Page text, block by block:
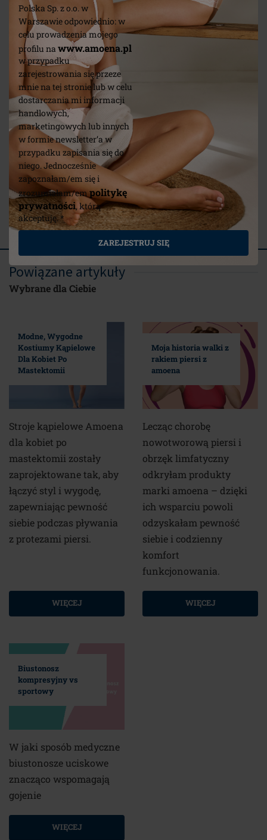
Polska Sp. z o.o. w
Warszawie odpowiednio: w
celu prowadzenia mojego
profilu na www.amoena.pl
w przypadku
zarejestrowania się przeze
mnie na tej stronie lub w celu
dostarczania mi informacji
handlowych,
marketingowych lub innych
w formie newsletter’a w
przypadku zapisania się do
niego. Jednocześnie
zapoznałam/em się i
zrozumiałam/empolitykę
prywatności, którą
akceptuję. *
ZAREJESTRUJ SIĘ
Samoprzylepne brodawki
(4)
Contact
Powiązane artykuły
Wybrane dla Ciebie
Modne, Wygodne
Kostiumy Kąpielowe
Dla Kobiet Po
Mastektomii
Stroje kąpielowe Amoena
dla kobiet po
mastektomii zostały
zaprojektowane tak, aby
łączyć styl i wygodę,
zapewniając pewność
siebie podczas pływania
z protezami piersi.
WIĘCEJ
Moja historia walki z
rakiem piersi z
amoena
Lecząc chorobę
nowotworową piersi i
obrzęk limfatyczny
odkryłam produkty
marki amoena – dzięki
ich wsparciu powoli
odzyskałam pewność
siebie i codzienny
komfort
funkcjonowania.
WIĘCEJ
Biustonosz
kompresyjny vs
sportowy
W jaki sposób medyczne
biustonosze uciskowe
znacząco wspomagają
gojenie
WIĘCEJ